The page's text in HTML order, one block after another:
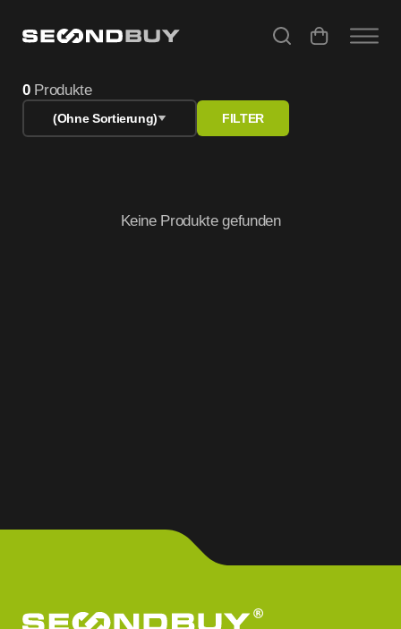
0Produkte
(Ohne Sortierung) FILTER
Keine Produkte gefunden